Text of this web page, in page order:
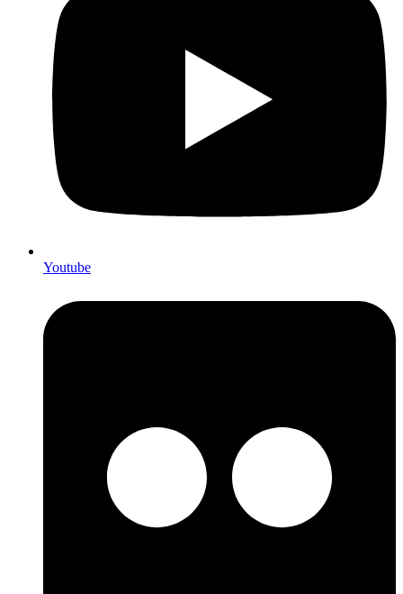
Youtube